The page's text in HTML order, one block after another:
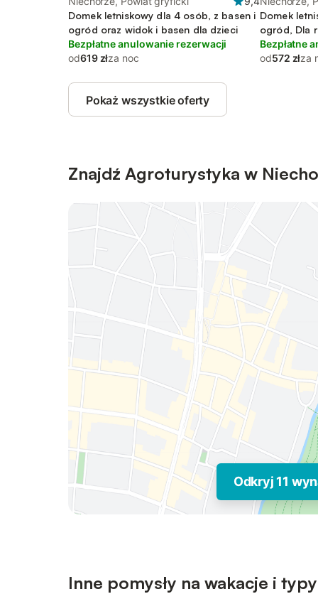
Domek letniskowy dla 4 osób, z basen i
ogród oraz widok i basen dla dzieci
Bezpłatne anulowanie rezerwacji
od619 złza noc
Domek
ogród, Dla
Bezpłatne
od572 złza
Pokaż wszystkie oferty
Znajdź Agroturystyka w
Odkryj 11
Inne pomysły na wakacje i